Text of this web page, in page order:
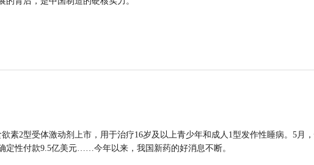
素2型受体激动剂上市，用于治疗16岁及以上青少年和成人1型发作性睡病。5月
定性付款9.5亿美元……今年以来，我国新药的好消息不断。